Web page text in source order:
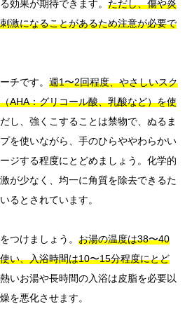
効果が期待できます。 ただし、傷や炎
激になることがあるため注意が必要で
チです。 週1〜2回程度、やさしいスク
AHA：グリコール酸、乳酸など）を使
し、強くこすることは禁物で、ぬるま
を使いながら、手のひらややわらかい
ジする程度にとどめましょう。化学的
が少なく、均一に角質を除去できるた
るとされています。
つけましょう。 お湯の温度は38〜40
い、入浴時間は10〜15分程度にとど
いお湯や長時間の入浴は皮脂を必要以
を悪化させます。